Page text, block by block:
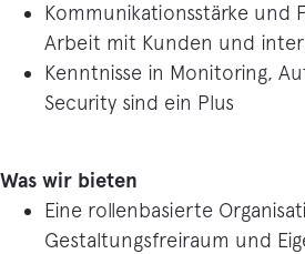
Kommunikationsstärke und
Arbeit mit Kunden und
Kenntnisse in Monitoring,
Security sind ein Plus
Was wir bieten
Eine rollenbasierte
Gestaltungsfreiraum und